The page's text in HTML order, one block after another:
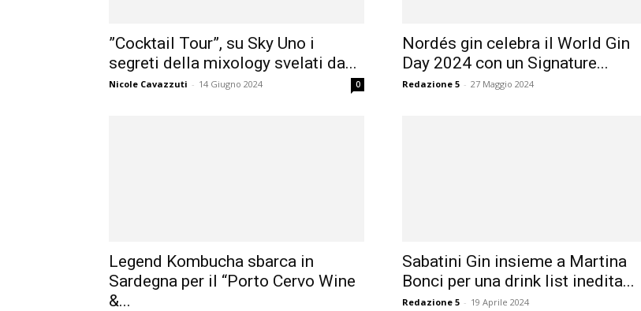
”Cocktail Tour”, su Sky Uno i
segreti della mixology svelati da...
Nicole Cavazzuti - 14 Giugno 2024 0
Nordés gin celebra il World Gin
Day 2024 con un Signature...
Redazione 5 - 27 Maggio 2024
Legend Kombucha sbarca in
Sardegna per il “Porto Cervo Wine
&...
Sabatini Gin insieme a Martina
Bonci per una drink list inedita...
Redazione 5 - 19 Aprile 2024